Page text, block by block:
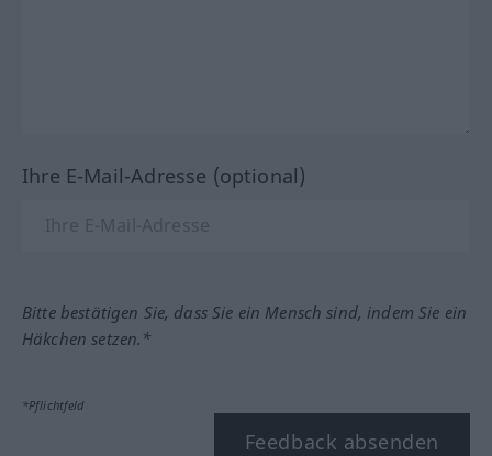
Ihre E-Mail-Adresse (optional)
Bitte bestätigen Sie, dass Sie ein Mensch sind, indem Sie ein
Häkchen setzen.*
*Pflichtfeld
Feedback absenden